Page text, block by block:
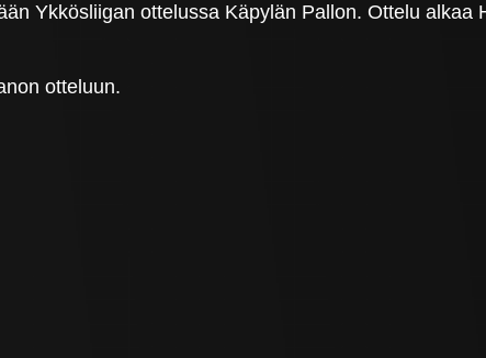
Ykkösliigan ottelussa Käpylän Pallon. Ottelu alkaa
otteluun.